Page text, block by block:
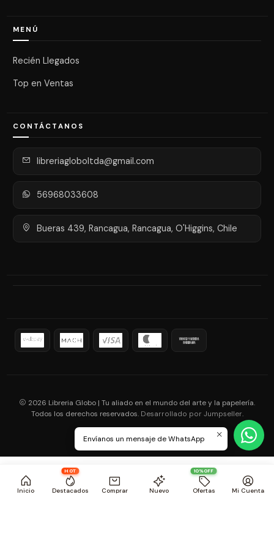
Inicio
HOT
Destacados Comprar Nuevo
10%OFF
Ofertas Mi Cuenta
MENÚ
Recién Llegados
Top en Ventas
CONTÁCTANOS
libreriagloboltda@gmail.com
56968033608
Bueras 439, Rancagua, Rancagua, O'Higgins, Chile
2026 Libreria Globo | Tu aliado en el mundo del arte y la papelería.
Todos los derechos reservados. Desarrollado por Jumpseller.
Envíanos un mensaje de WhatsApp